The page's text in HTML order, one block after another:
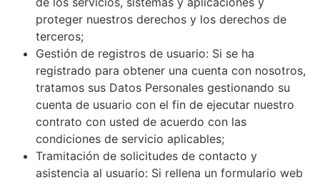
proteger nuestros derechos y los derechos de
terceros;
Gestión de registros de usuario: Si se ha
registrado para obtener una cuenta con nosotros,
tratamos sus Datos Personales gestionando su
cuenta de usuario con el fin de ejecutar nuestro
contrato con usted de acuerdo con las
condiciones de servicio aplicables;
Tramitación de solicitudes de contacto y
asistencia al usuario: Si rellena un formulario web